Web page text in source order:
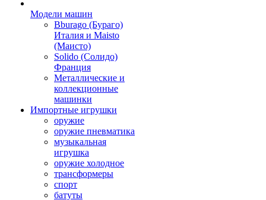
Модели машин
Bburago (Бураго)
Италия и Maisto
(Маисто)
Solido (Солидо)
Франция
Металлические и
коллекционные
машинки
Импортные игрушки
оружие
оружие пневматика
музыкальная
игрушка
оружие холодное
трансформеры
спорт
батуты